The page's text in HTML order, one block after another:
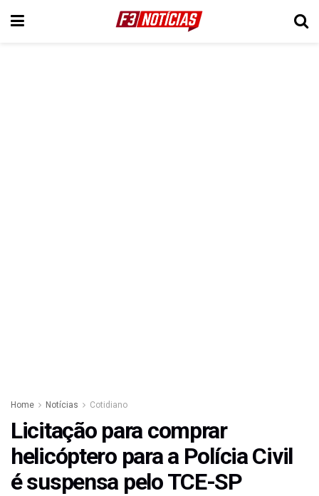
Home Notícias Cotidiano
Licitação para comprar
helicóptero para a Polícia Civil
é suspensa pelo TCE-SP